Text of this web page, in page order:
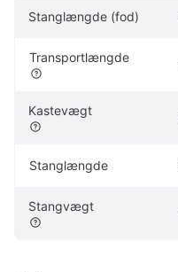
Stanglængde (fod)
Transportlængde
Kastevægt
Stanglængde
Stangvægt